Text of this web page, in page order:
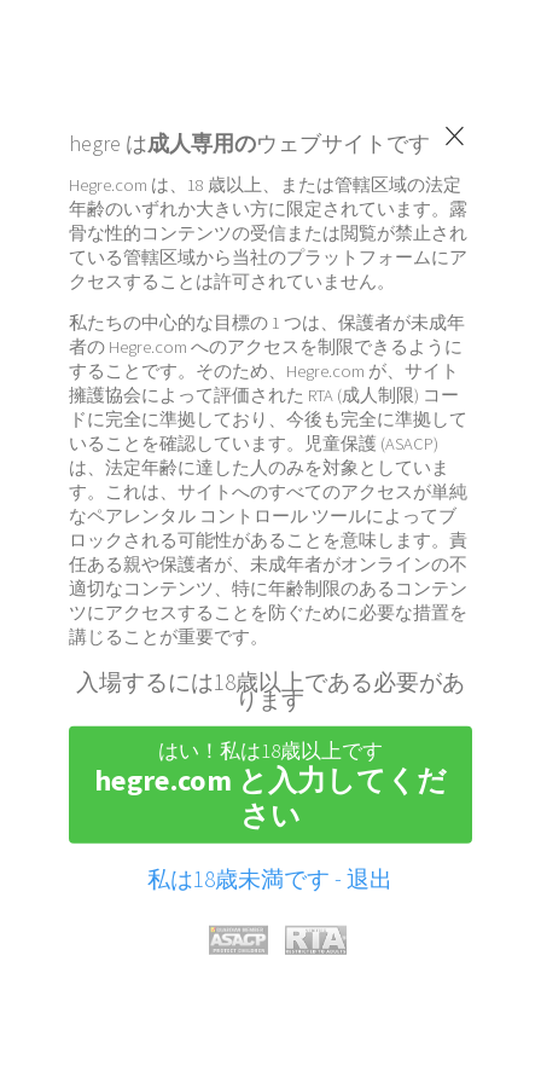
×
hegre は成人専用のウェブサイトです
Hegre.com は、18 歳以上、または管轄区域の法定
年齢のいずれか大きい方に限定されています。露
骨な性的コンテンツの受信または閲覧が禁止され
ている管轄区域から当社のプラットフォームにア
クセスすることは許可されていません。
私たちの中心的な目標の 1 つは、保護者が未成年
者の Hegre.com へのアクセスを制限できるように
することです。そのため、Hegre.com が、サイト
擁護協会によって評価された RTA (成人制限) コー
ドに完全に準拠しており、今後も完全に準拠して
いることを確認しています。児童保護 (ASACP)
は、法定年齢に達した人のみを対象としていま
す。これは、サイトへのすべてのアクセスが単純
なペアレンタル コントロール ツールによってブ
ロックされる可能性があることを意味します。責
任ある親や保護者が、未成年者がオンラインの不
適切なコンテンツ、特に年齢制限のあるコンテン
ツにアクセスすることを防ぐために必要な措置を
講じることが重要です。
入場するには18歳以上である必要があ
ります
はい！私は18歳以上です
hegre.com と入力してくだ
さい
私は18歳未満です - 退出